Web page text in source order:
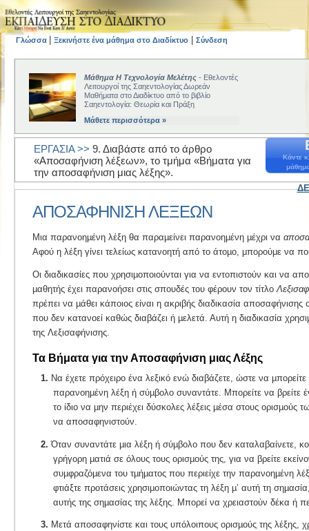
Γλώσσα Ξεκινήστε ένα μάθημα στο Διαδίκτυο Σύνδεση
Μάθημα Η Τεχνολογία Μελέτης - Εθελοντές
Λειτουργοί της Σαηεντολογίας Δωρεάν
Μαθήματα στο Διαδίκτυο από το βιβλίο
Σαηεντολογία: Θεωρία και Πράξη
Μάθετε περισσότερα »
Κάντε
ΕΡΓΑΣΙΑ >> 9. Διαβάστε από το άρθρο
«Αποσαφήνιση λέξεων», το τμήμα «Βήματα για
την αποσαφήνιση μιας λέξης».
ΑΠΟΣΑΦΗΝΙΣΗ ΛΕΞΕΩΝ
Μια παρανοηµένη λέξη θα παραµείνει παρανοηµένη µέχρι να
Αφού η λέξη γίνει τελείως κατανοητή από το άτοµο, μπορούμε να
Οι διαδικασίες που χρησιµοποιούνται για να εντοπιστούν και να
µαθητής έχει παρανοήσει στις σπουδές του φέρουν τον τίτλο
πρέπει να µάθει κάποιος είναι η ακριβής διαδικασία
που δεν κατανοεί καθώς διαβάζει ή µελετά. Αυτή η διαδικασία
της Λεξισαφήνισης.
Τα Βήματα για την Αποσαφήνιση μιας Λέξης
1. Να έχετε πρόχειρο ένα λεξικό ενώ διαβάζετε, ώστε να
παρανοηµένη λέξη ή σύµβολο συναντάτε. Μπορείτε να
το ίδιο να µην περιέχει δύσκολες λέξεις µέσα στους ορισµούς
να αποσαφηνιστούν.
2. Όταν συναντάτε µια λέξη ή σύµβολο που δεν καταλαβαίνετε,
γρήγορη µατιά σε όλους τους ορισµούς της, για να βρείτε
συµφραζόµενα του τµήµατος που περιείχε την παρανοηµένη
φτιάξτε προτάσεις χρησιµοποιώντας τη λέξη µ’ αυτή τη
αυτής της σηµασίας της λέξης. Μπορεί να χρειαστούν δέκα ή
3. Μετά αποσαφηνίστε και τους υπόλοιπους ορισµούς της λέξης,